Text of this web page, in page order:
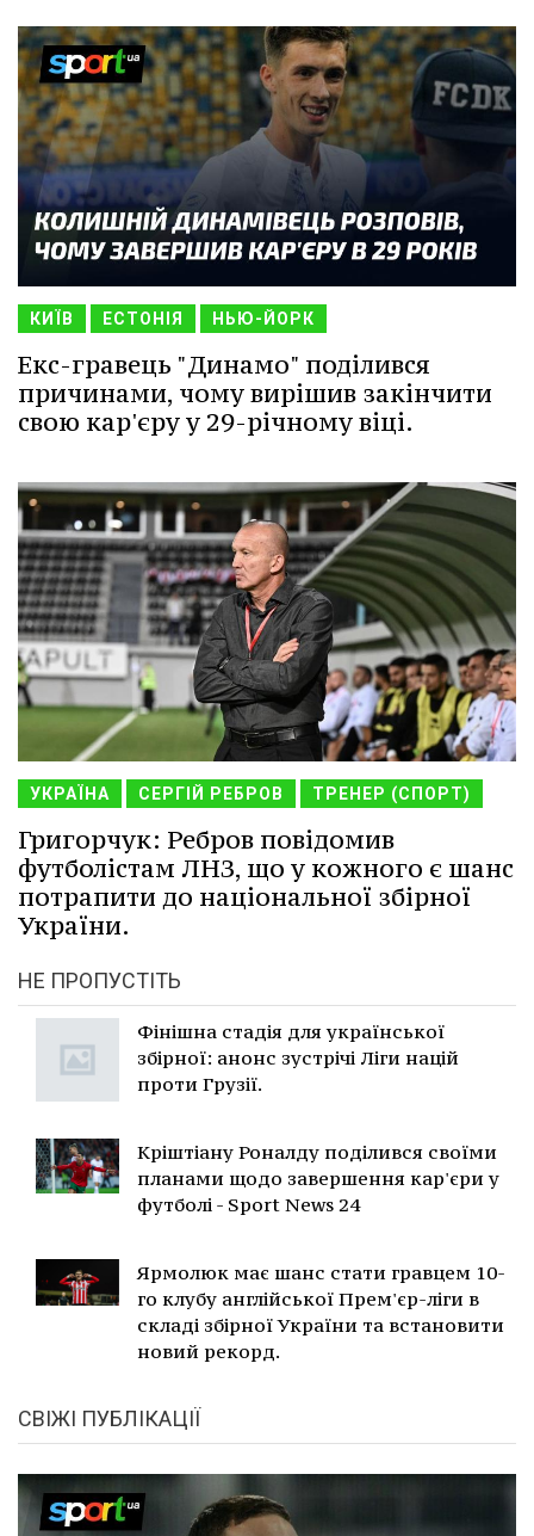
КИЇВ ЕСТОНІЯ НЬЮ-ЙОРК
Екс-гравець "Динамо" поділився
причинами, чому вирішив закінчити
свою кар'єру у 29-річному віці.
УКРАЇНА СЕРГІЙ РЕБРОВ ТРЕНЕР (СПОРТ)
Григорчук: Ребров повідомив
футболістам ЛНЗ, що у кожного є шанс
потрапити до національної збірної
України.
НЕ ПРОПУСТІТЬ
Фінішна стадія для української
збірної: анонс зустрічі Ліги націй
проти Грузії.
Кріштіану Роналду поділився своїми
планами щодо завершення кар'єри у
футболі - Sport News 24
Ярмолюк має шанс стати гравцем 10-
го клубу англійської Прем'єр-ліги в
складі збірної України та встановити
новий рекорд.
СВІЖІ ПУБЛІКАЦІЇ